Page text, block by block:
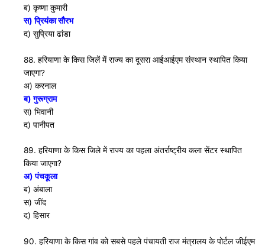
ब) कृष्णा कुमारी
स) प्रियंका सौरभ
द) सुप्रिया ढांडा
88. हरियाणा के किस जिलें में राज्य का दूसरा आईआईएम संस्थान स्थापित किया
जाएगा?
अ) करनाल
ब) गुरूग्राम
स) भिवानी
द) पानीपत
89. हरियाणा के किस जिले में राज्य का पहला अंतर्राष्ट्रीय कला सेंटर स्थापित
किया जाएगा?
अ) पंचकूला
ब) अंबाला
स) जींद
द) हिसार
90. हरियाणा के किस गांव को सबसे पहले पंचायती राज मंत्रालय के पोर्टल जीईएम